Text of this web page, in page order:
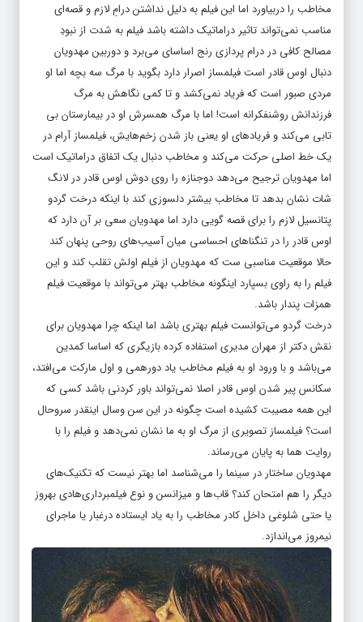
مخاطب را دربیاورد اما این فیلم به دلیل نداشتن درامِ لازم و قصه‌ای
مناسب نمی‌تواند تاثیر دراماتیک داشته باشد فیلم به شدت از نبودِ
مصالح کافی در درام پردازی رنج اساسای می‌برد و دوربین مهدویان
دنبال اوس قادر است فیلمساز اصرار دارد بگوید با مرگ سه بچه اما او
مردی صبور است که فریاد نمی‌کشد و تا کمی نگاهش به مرگ
فرزندانش روشنفکرانه است! اما با مرگ همسرش او در بیمارستان بی
تابی می‌کند و فریاد‌های او یعنی باز شدن زخم‌هایش، فیلمساز آرام در
یک خط اصلی حرکت می‌کند و مخاطب دنبال یک اتفاق دراماتیک است
اما مهدویان ترجیح می‌دهد دوجنازه را روی دوش اوس قادر در لانگ
شات نشان بدهد تا مخاطب بیشتر دلسوزی کند با اینکه درخت گردو
پتانسیل لازم را برای قصه گویی دارد اما مهدویان سعی بر آن دارد که
اوس قادر را در تنگناهای احساسی میان آسیب‌های روحی پنهان کند
حالا موقعیت مناسبی ست که مهدویان از فیلم اولش تقلب کند و این
فیلم را به راوی بسپارد اینگونه مخاطب بهتر می‌تواند با موقعیت فیلم
همزات پندار باشد.
درخت گردو می‌توانست فیلم بهتری باشد اما اینکه چرا مهدویان برای
نقش دکتر از مهران مدیری استفاده کرده بازیگری که اساسا کمدین
می‌باشد و با ورود او به فیلم مخاطب یاد دورهمی و اول مارکت می‌افتد،
سکانس پیر شدن اوس قادر اصلا نمی‌تواند باور کردنی باشد کسی که
این همه مصیبت کشیده است چگونه در این سن وسال اینقدر سروحال
است؟ فیلمساز تصویری از مرگ او به ما نشان نمی‌دهد و فیلم را با
روایت هما به پایان می‌رساند.
مهدویان ساختار در سینما را می‌شناسد اما بهتر نیست که تکنیک‌های
دیگر را هم امتحان کند؟ قاب‌ها و میزانسن و نوع فیلمبرداری‌هادی بهروز
یا حتی شلوغی داخل کادر مخاطب را به یاد ایستاده درغبار یا ماجرای
نیمروز می‌اندازد.